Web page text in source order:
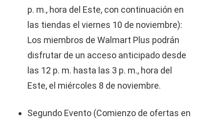
p. m., hora del Este, con continuación en
las tiendas el viernes 10 de noviembre):
Los miembros de Walmart Plus podrán
disfrutar de un acceso anticipado desde
las 12 p. m. hasta las 3 p. m., hora del
Este, el miércoles 8 de noviembre.
Segundo Evento (Comienzo de ofertas en